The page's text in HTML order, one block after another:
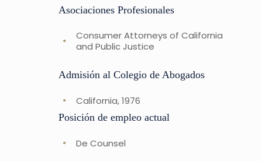
Asociaciones Profesionales
Consumer Attorneys of California
and Public Justice
Admisión al Colegio de Abogados
California, 1976
Posición de empleo actual
De Counsel